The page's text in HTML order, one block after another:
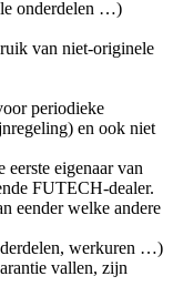
onderdelen …)
van niet-originele
periodieke
en ook niet
eigenaar van
FUTECH-dealer.
eender welke andere
werkuren …)
vallen, zijn